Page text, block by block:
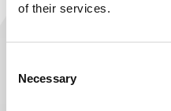
of their services.
Selection
Necessary
inzwischen berät und
Marketingprozessen. Sein
vermittelt er als